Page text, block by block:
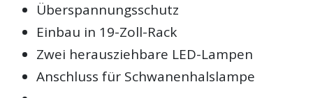
Überspannungsschutz
Einbau in 19-Zoll-Rack
Zwei herausziehbare LED-Lampen
Anschluss für Schwanenhalslampe